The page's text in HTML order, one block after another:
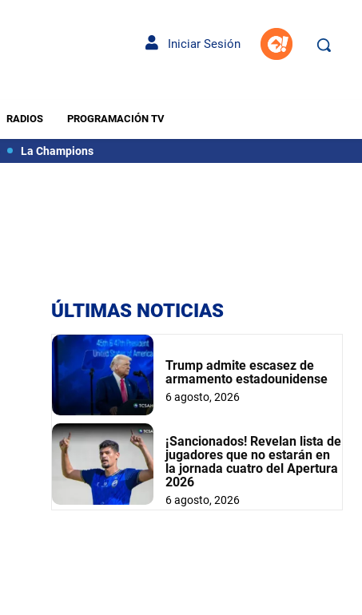
Iniciar Sesión
RADIOS PROGRAMACIÓN TV
La Champions
ÚLTIMAS NOTICIAS
Trump admite escasez de
armamento estadounidense
6 agosto, 2026
¡Sancionados! Revelan lista de
jugadores que no estarán en
la jornada cuatro del Apertura
2026
6 agosto, 2026